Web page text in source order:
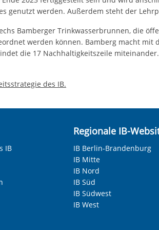
erstreckt sich nicht auf
und somit gewünschten
Interessen und daher unabhängig
genutzt werden. Außerdem steht der
Bamberger Trinkwasserbrunnen, die
werden können. Bamberg macht
die 17 Nachhaltigkeitszeile
des IB.
IB
Regionale IB-
IB Berlin-Brandenburg
IB Mitte
IB Nord
IB Süd
IB Südwest
IB West